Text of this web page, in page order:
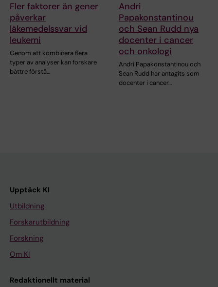
Fler faktorer än gener
påverkar
läkemedelssvar vid
leukemi
Genom att kombinera flera
typer av analyser kan forskare
bättre förstå…
Andri
Papakonstantinou
och Sean Rudd nya
docenter i cancer
och onkologi
Andri Papakonstantinou och
Sean Rudd har antagits som
docenter i cancer…
Upptäck KI
Utbildning
Forskarutbildning
Forskning
Om KI
Redaktionellt material